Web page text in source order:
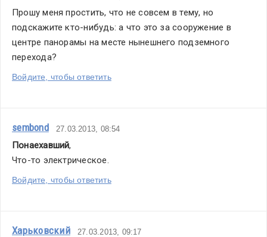
Прошу меня простить, что не совсем в тему, но
подскажите кто-нибудь: а что это за сооружение в
центре панорамы на месте нынешнего подземного
перехода?
Войдите, чтобы ответить
sembond 27.03.2013, 08:54
Понаехавший,
Что-то электрическое.
Войдите, чтобы ответить
Харьковский 27.03.2013, 09:17